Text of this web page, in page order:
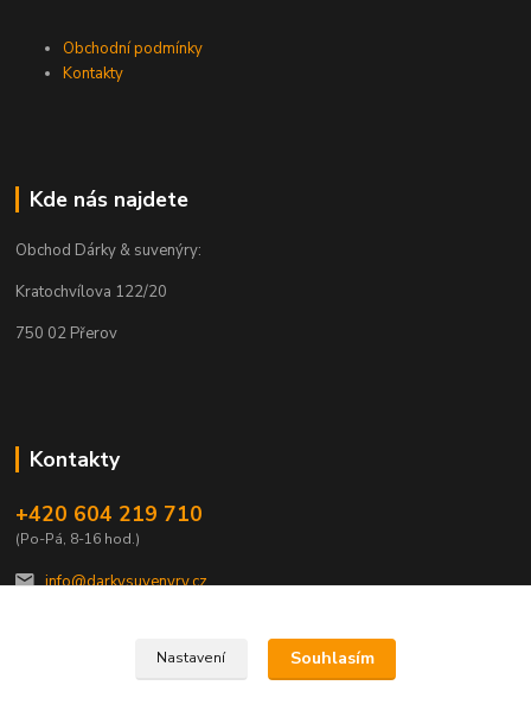
Obchodní podmínky
Kontakty
Kde nás najdete
Obchod Dárky & suvenýry:
Kratochvílova 122/20
750 02 Přerov
Kontakty
+420 604 219 710
(Po-Pá, 8-16 hod.)
info@darkysuvenyry.cz.
Nastavení Souhlasím